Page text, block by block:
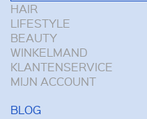
HAIR
LIFESTYLE
BEAUTY
WINKELMAND
KLANTENSERVICE
MIJN ACCOUNT
BLOG